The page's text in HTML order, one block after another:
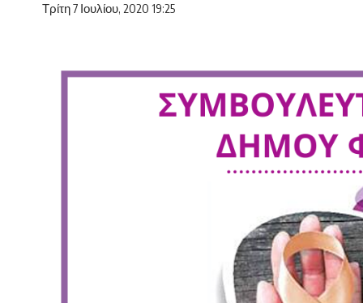
Τρίτη 7 Ιουλίου, 2020 19:25